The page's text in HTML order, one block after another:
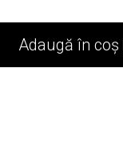
Adaugă în coș